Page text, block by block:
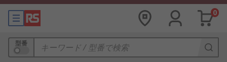
0
型番